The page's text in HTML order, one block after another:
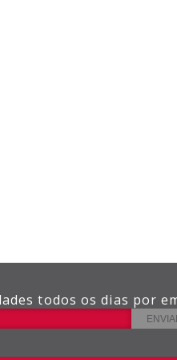
todos os dias por